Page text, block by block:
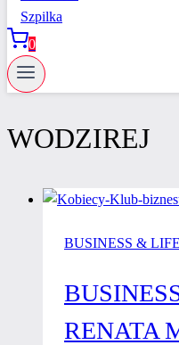
0
WODZIREJ
BUSINESS & LIFE
RENATA